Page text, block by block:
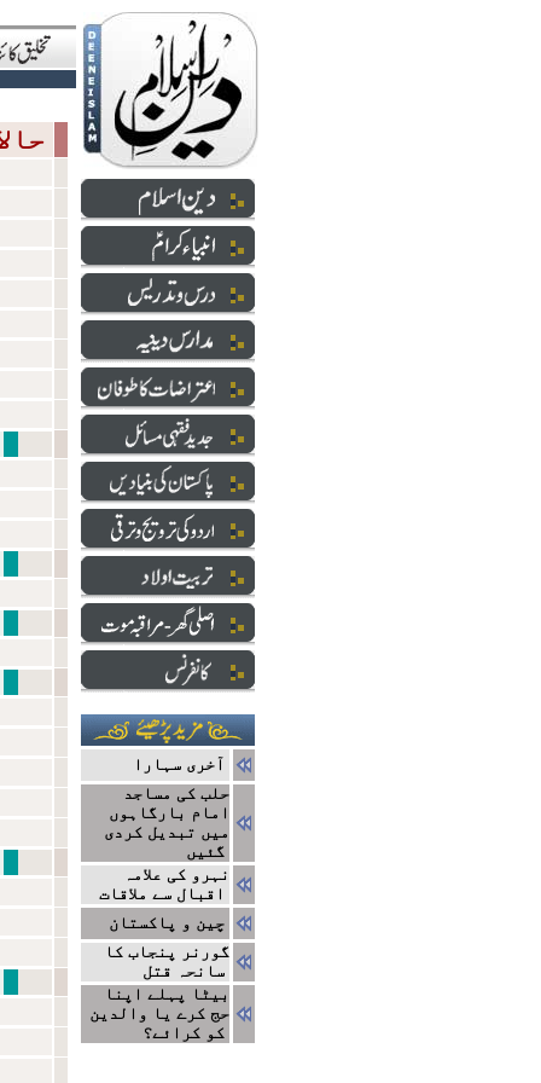
حالاتِ حاضرہ
آخری سہارا
حلب کی مساجد
امام بارگاہوں
میں تبدیل کردی
گئیں
نہرو کی علامہ
اقبال سے ملاقات
چین و پاکستان
گورنر پنجاب کا
سانحہ قتل
بیٹا پہلے اپنا
حج کرے یا والدین
کو کرائے؟